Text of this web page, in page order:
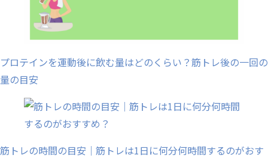
プロテインを運動後に飲む量はどのくらい？筋トレ後の一回の
量の目安
筋トレの時間の目安｜筋トレは1日に何分何時間するのがおす